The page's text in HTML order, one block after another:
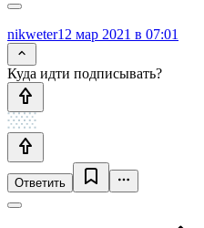
nikweter12 мар 2021 в 07:01
Куда идти подписывать?
Ответить